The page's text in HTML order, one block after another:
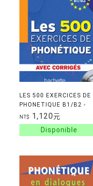
LES 500 EXERCICES DE
PHONETIQUE B1/B2 -
LIVRE + CORRIGES
INTEGRES + CD AUDIO
NT$ 1,120元